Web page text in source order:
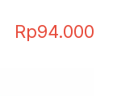
Rp94.000